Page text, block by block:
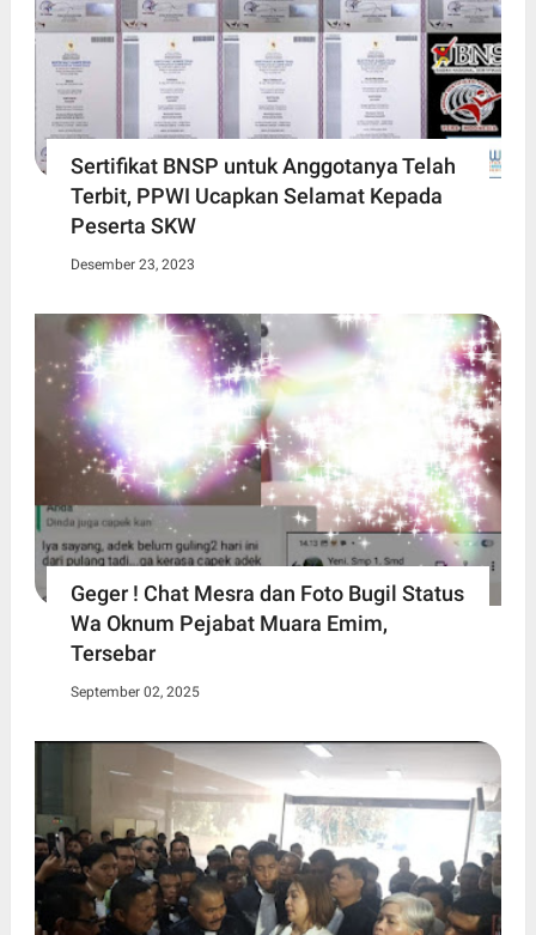
Sertifikat BNSP untuk Anggotanya Telah
Terbit, PPWI Ucapkan Selamat Kepada
Peserta SKW
Desember 23, 2023
Geger ! Chat Mesra dan Foto Bugil Status
Wa Oknum Pejabat Muara Emim,
Tersebar
September 02, 2025